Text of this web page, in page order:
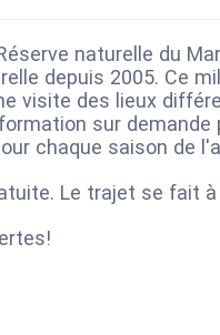
naturelle du
depuis 2005. Ce
visite des lieux
sur
chaque saison de
Le trajet se fait